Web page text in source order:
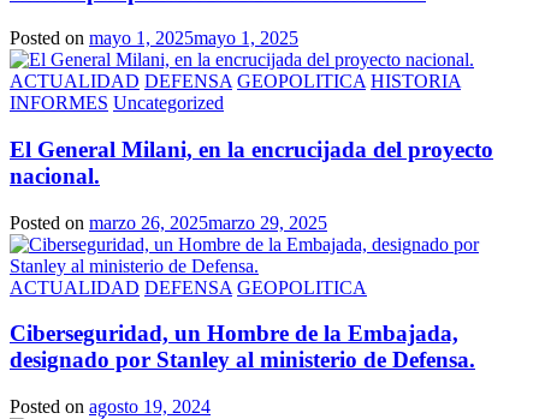
Posted on mayo 1, 2025mayo 1, 2025
ACTUALIDAD DEFENSA GEOPOLITICA HISTORIA
INFORMES Uncategorized
El General Milani, en la encrucijada del proyecto
nacional.
Posted on marzo 26, 2025marzo 29, 2025
ACTUALIDAD DEFENSA GEOPOLITICA
Ciberseguridad, un Hombre de la Embajada,
designado por Stanley al ministerio de Defensa.
Posted on agosto 19, 2024